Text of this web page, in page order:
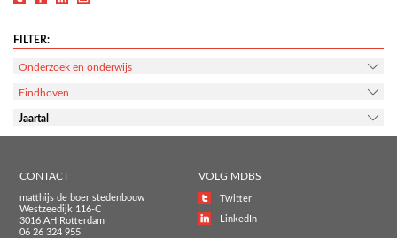
FILTER:
Onderzoek en onderwijs
Eindhoven
Jaartal
CONTACT
matthijs de boer stedenbouw
Westzeedijk 116-C
3016 AH Rotterdam
06 26 324 955
VOLG MDBS
Twitter
LinkedIn